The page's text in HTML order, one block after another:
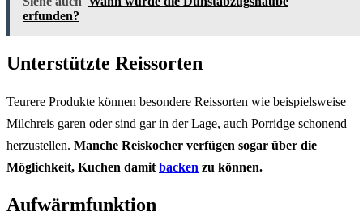
erfunden?
Unterstützte Reissorten
Teurere Produkte können besondere Reissorten wie beispielsweise
Milchreis garen oder sind gar in der Lage, auch Porridge schonend
herzustellen. Manche Reiskocher verfügen sogar über die
Möglichkeit, Kuchen damit backen zu können.
Aufwärmfunktion